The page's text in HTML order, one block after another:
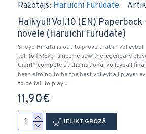
Ražotājs: Haruichi Furudate
Haikyu!! Vol.10 (EN) Paperback
novele (Haruichi Furudate)
Shoyo Hinata is out to prove that in
tall to fly!Ever since he saw the legendary
Giant” compete at the national volleyball
been aiming to be the best volleyball player
to be tall to play ..
11,90€
IELIKT GROZĀ